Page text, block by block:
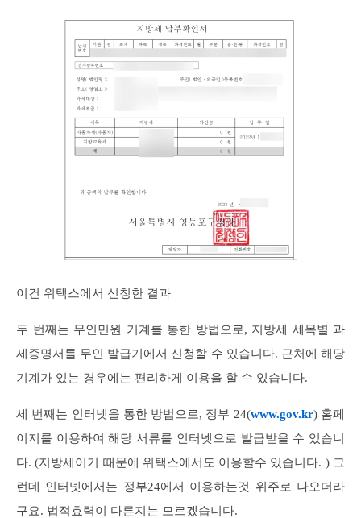
이건 위택스에서 신청한 결과
두 번째는 무인민원 기계를 통한 방법으로, 지방세 세목별 과
세증명서를 무인 발급기에서 신청할 수 있습니다. 근처에 해당
기계가 있는 경우에는 편리하게 이용을 할 수 있습니다.
세 번째는 인터넷을 통한 방법으로, 정부 24(www.gov.kr) 홈페
이지를 이용하여 해당 서류를 인터넷으로 발급받을 수 있습니
다. (지방세이기 때문에 위택스에서도 이용할수 있습니다. ) 그
런데 인터넷에서는 정부24에서 이용하는것 위주로 나오더라
구요. 법적효력이 다른지는 모르겠습니다.